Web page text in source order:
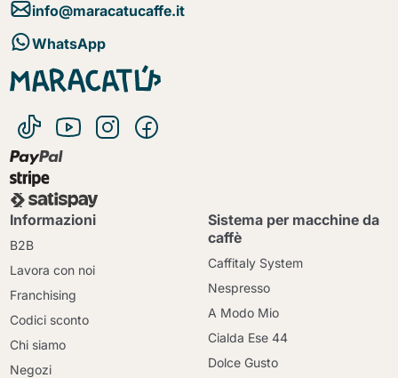
info@maracatucaffe.it
WhatsApp
Informazioni
B2B
Lavora con noi
Franchising
Codici sconto
Chi siamo
Negozi
Sistema per macchine da
caffè
Caffitaly System
Nespresso
A Modo Mio
Cialda Ese 44
Dolce Gusto